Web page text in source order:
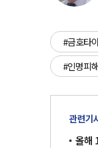
#금호타
#인명피
관련기
올해